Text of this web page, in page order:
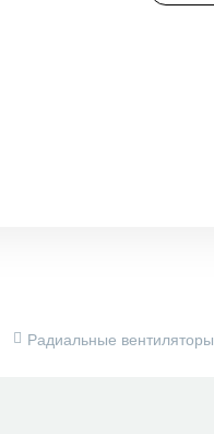
Радиальные вентиляторы